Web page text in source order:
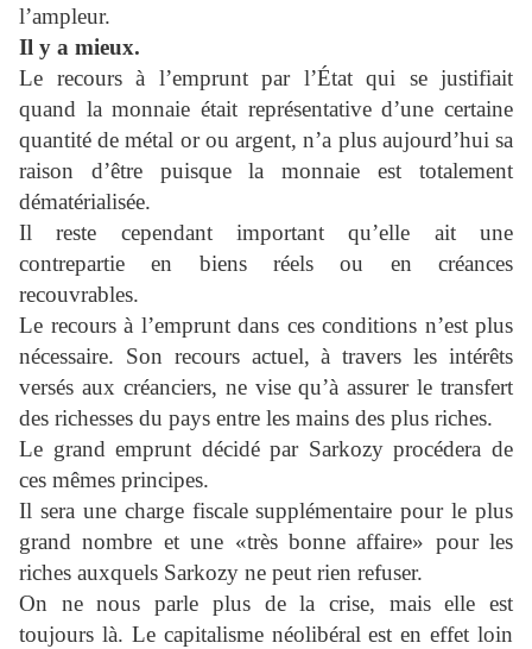
l’ampleur.
Il y a mieux.
Le recours à l’emprunt par l’État qui se justifiait
quand la monnaie était représentative d’une certaine
quantité de métal or ou argent, n’a plus aujourd’hui sa
raison d’être puisque la monnaie est totalement
dématérialisée.
Il reste cependant important qu’elle ait une
contrepartie en biens réels ou en créances
recouvrables.
Le recours à l’emprunt dans ces conditions n’est plus
nécessaire. Son recours actuel, à travers les intérêts
versés aux créanciers, ne vise qu’à assurer le transfert
des richesses du pays entre les mains des plus riches.
Le grand emprunt décidé par Sarkozy procédera de
ces mêmes principes.
Il sera une charge fiscale supplémentaire pour le plus
grand nombre et une «très bonne affaire» pour les
riches auxquels Sarkozy ne peut rien refuser.
On ne nous parle plus de la crise, mais elle est
toujours là. Le capitalisme néolibéral est en effet loin